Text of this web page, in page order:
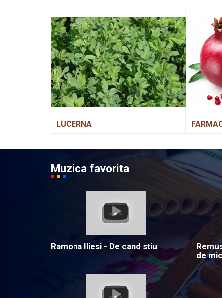
LUCERNA
Muzica favorita
Ramona Iliesi - De cand stiu
de mic